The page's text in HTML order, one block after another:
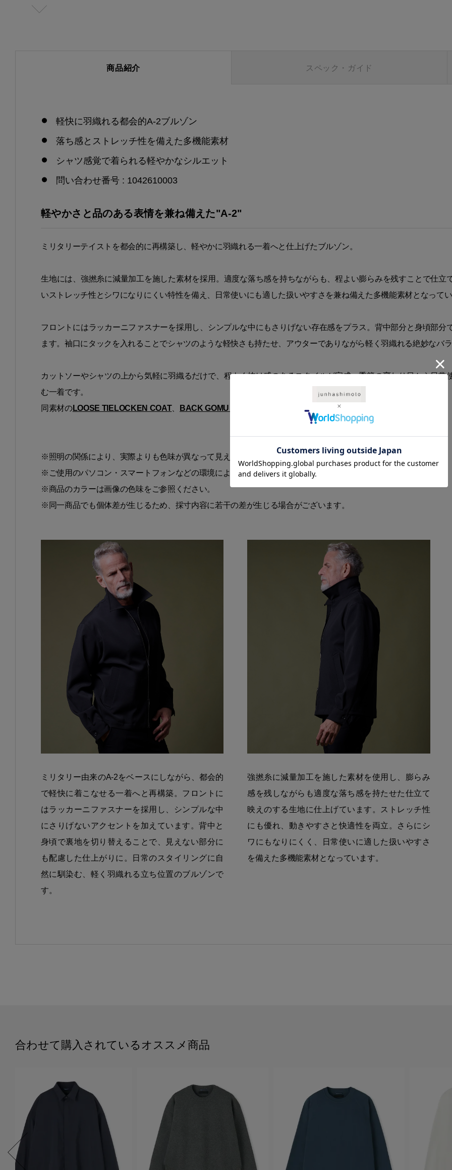
商品紹介 スペック・ガイド
軽快に羽織れる都会的A-2ブルゾン
落ち感とストレッチ性を備えた多機能素材
シャツ感覚で着られる軽やかなシルエット
問い合わせ番号 : 1042610003
軽やかさと品のある表情を兼ね備えた"A-2"
ミリタリーテイストを都会的に再構築し、軽やかに羽織れる一着へと仕上げたブルゾン。
生地には、強撚糸に減量加工を施した素材を採用。適度な落ち感を持ちながらも、程よい膨らみを残すことで仕立
いストレッチ性とシワになりにくい特性を備え、日常使いにも適した扱いやすさを兼ね備えた多機能素材となってい
フロントにはラッカーニファスナーを採用し、シンプルな中にもさりげない存在感をプラス。背中部分と身頃部
ます。袖口にタックを入れることでシャツのような軽快さも持たせ、アウターでありながら軽く羽織れる絶妙なバ
カットソーやシャツの上から気軽に羽織るだけで、程よく抜け感のあるスタイルが完成。季節の変わり目から日
む一着です。
同素材のLOOSE TIELOCKEN COAT、 BACK GOMU 1 TUCK P ANTS とセットアップでお使いいただけます。
※照明の関係により、実際よりも色味が異なって見える場合がございます。
※ご使用のパソコン・スマートフォンなどの環境により、若干商品と画像の色味が異なる場合がございます。
※商品のカラーは画像の色味をご参照ください。
※同一商品でも個体差が生じるため、採寸内容に若干の差が生じる場合がございます。
ミリタリー由来のA-2をベースにしながら、都会的
で軽快に着こなせる一着へと再構築。フロントに
はラッカーニファスナーを採用し、シンプルな中
にさりげないアクセントを加えています。背中と
身頃で裏地を切り替えることで、見えない部分に
も配慮した仕上がりに。日常のスタイリングに自
然に馴染む、軽く羽織れる立ち位置のブルゾンで
す。
強撚糸に減量加工を施した素材を使用し、膨らみ
感を残しながらも適度な落ち感を持たせた仕立て
映えのする生地に仕上げています。ストレッチ性
にも優れ、動きやすさと快適性を両立。さらにシ
ワにもなりにくく、日常使いに適した扱いやすさ
を備えた多機能素材となっています。
合わせて購入されているオススメ商品